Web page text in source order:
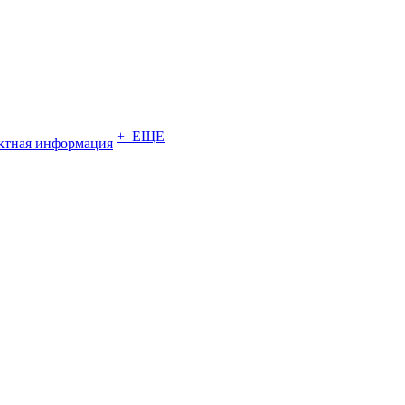
информация + ЕЩЕ